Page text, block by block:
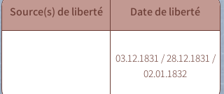
Source(s) de liberté Date de liberté
03.12.1831 / 28.12.1831 /
02.01.1832